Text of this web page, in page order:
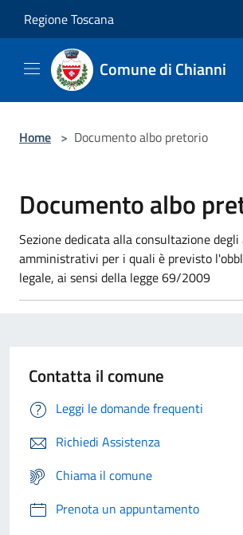
Regione Toscana
Comune di Chianni
Home > Documento albo pretorio
Documento albo
Sezione dedicata alla consultazione
amministrativi per i quali è previsto
legale, ai sensi della legge 69/2009
Contatta il comune
Leggi le domande frequenti
Richiedi Assistenza
Chiama il comune
Prenota un appuntamento